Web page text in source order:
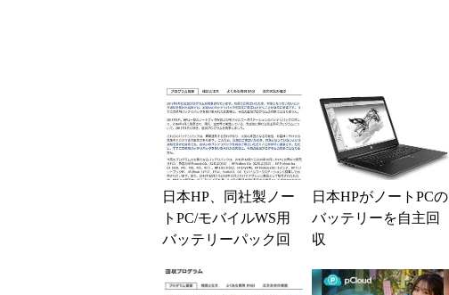
日本HP、同社製ノー
トPC/モバイルWS用
バッテリーパック回
大 新たに302個を追
日本HPがノートPCの
バッテリーを自主回
収